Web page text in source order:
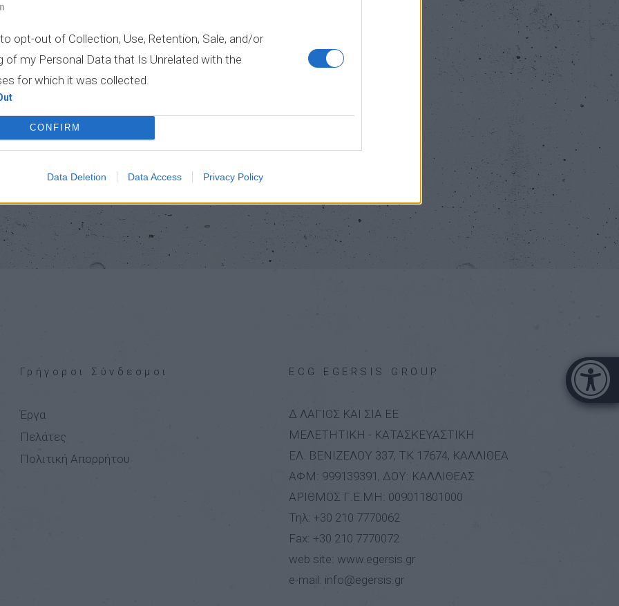
Μπάρα
opt-out of Collection, Use, Retention, Sale, and/or
of my Personal Data that Is Unrelated with the
for which it was collected.
CONFIRM
Data Deletion Data Access Privacy Policy
σύμφωνα με τις γενικές και ειδικές προδιαγραφές του
με το Πρόγραμμα Ποιότητας του Έργου (φύλλα ελέγχου
EN ISO 9001:2008 με πεδίο εφαρμογής την Εκπόνηση Μελετών
Γρήγοροι Σύνδεσμοι
Έργα
Πελάτες
Πολιτική Απορρήτου
ECG EGERSIS GROUP
Δ ΛΑΓΙΟΣ ΚΑΙ ΣΙΑ ΕΕ
ΜΕΛΕΤΗΤΙΚΗ - ΚΑΤΑΣΚΕΥΑΣΤΙΚΗ
ΕΛ. ΒΕΝΙΖΕΛΟΥ 337, ΤΚ 17674, ΚΑΛΛΙΘΕΑ
ΑΦΜ: 999139391, ΔΟΥ: ΚΑΛΛΙΘΕΑΣ
ΑΡΙΘΜΟΣ Γ.Ε.ΜΗ: 009011801000
Τηλ:+30 210 7770062
Fax: +30 210 7770072
web site: www.egersis.gr
e-mail: info@egersis.gr